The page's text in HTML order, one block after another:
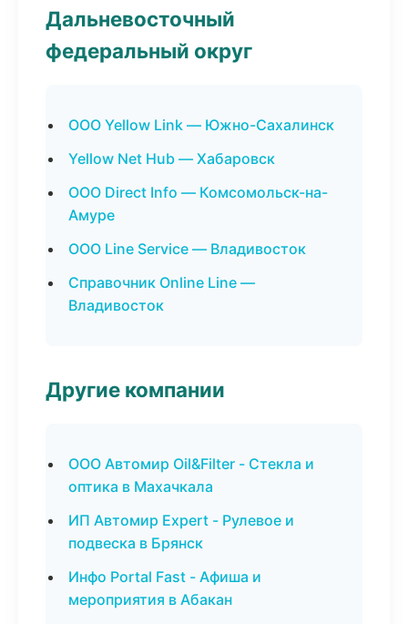
Дальневосточный
федеральный округ
ООО Yellow Link — Южно-Сахалинск
Yellow Net Hub — Хабаровск
ООО Direct Info — Комсомольск-на-
Амуре
ООО Line Service — Владивосток
Справочник Online Line —
Владивосток
Другие компании
ООО Автомир Oil&Filter - Стекла и
оптика в Махачкала
ИП Автомир Expert - Рулевое и
подвеска в Брянск
Инфо Portal Fast - Афиша и
мероприятия в Абакан